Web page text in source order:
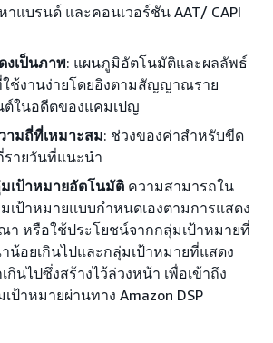
าแบรนด์ และคอนเวอร์ชัน AAT/ CAPI
เป็นภาพ: แผนภูมิอัตโนมัติและผลลัพธ์
ใช้งานง่ายโดยอิงตามสัญญาณราย
ต์ในอดีตของแคมเปญ
ามถี่ที่เหมาะสม: ช่วงของค่าสำหรับขีด
รายวันที่แนะนำ
เป้าหมายอัตโนมัติ ความสามารถใน
เป้าหมายแบบกำหนดเองตามการแสดง
า หรือใช้ประโยชน์จากกลุ่มเป้าหมายที่
อยเกินไปและกลุ่มเป้าหมายที่แสดง
นไปซึ่งสร้างไว้ล่วงหน้า เพื่อเข้าถึง
ป้าหมายผ่านทาง Amazon DSP